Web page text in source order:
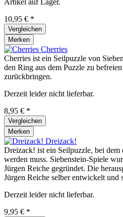
Artikel auf Lager.
10,95 € *
Vergleichen
Merken
Cherries
Cherries ist ein Seilpuzzle von
den Ring aus dem Puzzle zu
zurückbringen.
Derzeit leider nicht lieferbar.
8,95 € *
Vergleichen
Merken
Dreizack!
Dreizack! ist ein Seilpuzzle, bei
werden muss. Siebenstein-Spiele
Jürgen Reiche gegründet. Die
Jürgen Reiche selber entwickelt und
Derzeit leider nicht lieferbar.
9,95 € *